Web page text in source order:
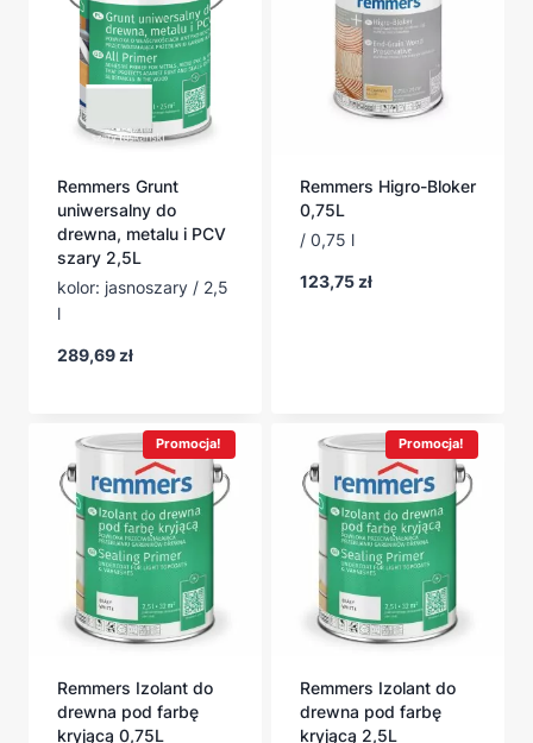
Remmers Grunt
uniwersalny do
drewna, metalu i PCV
szary 2,5L
kolor: jasnoszary / 2,5
l
289,69 zł
Remmers Higro-Bloker
0,75L
/ 0,75 l
123,75 zł
Promocja!
Remmers Izolant do
drewna pod farbę
kryjącą 0,75L
Promocja!
Remmers Izolant do
drewna pod farbę
kryjącą 2,5L